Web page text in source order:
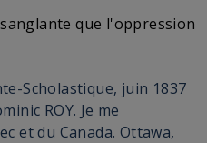
que l'oppression
Scholastique, juin 1837
ROY. Je me
et du Canada. Ottawa,